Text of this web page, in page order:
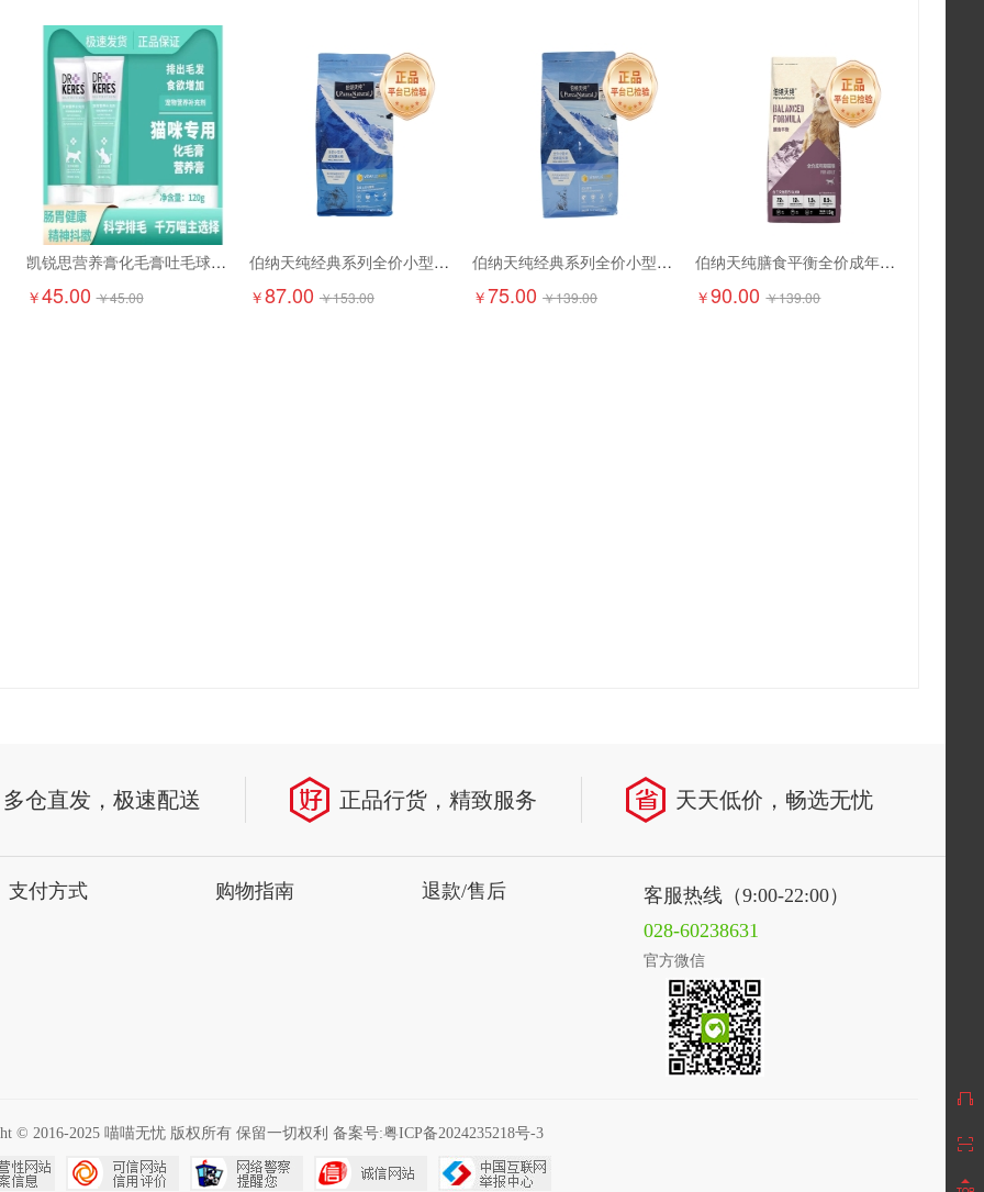
凯锐思营养膏化毛膏吐毛球调理120g
￥45.00 ￥45.00
伯纳天纯经典系列全价小型犬成年期犬粮1.5kg
￥87.00 ￥153.00
伯纳天纯经典系列全价小型犬幼年期犬粮1.5kg
￥75.00 ￥139.00
伯纳天纯膳食平衡全价成年期猫粮（含三文鱼配方）1.5kg
￥90.00 ￥139.00
多仓直发，极速配送 正品行货，精致服务 天天低价，畅选无忧
支付方式 购物指南 退款/售后
客服热线（9:00-22:00）
028-60238631
官方微信
© 2016-2025 喵喵无忧 版权所有 保留一切权利 备案号:粤ICP备2024235218号-3